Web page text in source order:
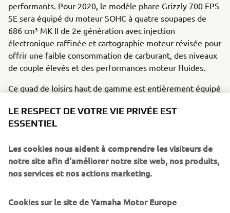
performants. Pour 2020, le modèle phare Grizzly 700 EPS
SE sera équipé du moteur SOHC à quatre soupapes de
686 cm³ MK II de 2e génération avec injection
électronique raffinée et cartographie moteur révisée pour
offrir une faible consommation de carburant, des niveaux
de couple élevés et des performances moteur fluides.
Ce quad de loisirs haut de gamme est entièrement équipé
Ultramatic®de pointe de Yamaha avec les modes gamme
haute, gamme basse, marche arrière, point mort et
bloquant On-Command® leader du marché de Yamaha
avec un bouton-poussoir pratique qui permet de passer
instantanément du mode à deux roues motrices à celui à
quatre roues motrices avec blocage de différentiel.
LE RESPECT DE VOTRE VIE PRIVÉE EST
ESSENTIEL
Les cookies nous aident à comprendre les visiteurs de
notre site afin d'améliorer notre site web, nos produits,
nos services et nos actions marketing.
Cookies sur le site de Yamaha Motor Europe